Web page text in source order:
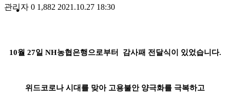
관리자 0 1,882 2021.10.27 18:30
10월 27일 NH농협은행으로부터 감사패 전달식이 있었습니다.
위드코로나 시대를 맞아 고용불안 양극화를 극복하고